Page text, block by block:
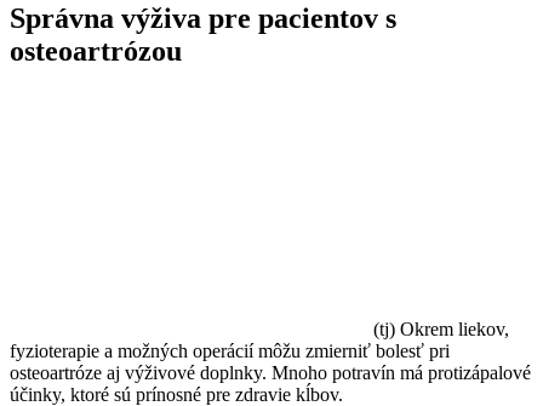
Správna výživa pre pacientov s
osteoartrózou
(tj) Okrem liekov,
fyzioterapie a možných operácií môžu zmierniť bolesť pri ​​
osteoartróze aj výživové doplnky. Mnoho potravín má protizápalové
účinky, ktoré sú prínosné pre zdravie kĺbov.